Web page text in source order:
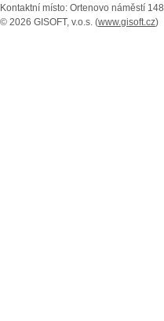
Kontaktní místo: Ortenovo náměstí
© 2026 GISOFT, v.o.s. (www.gisoft.cz)